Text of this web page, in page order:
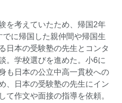
を考えていたため、帰国2年
に帰国した親仲間や帰国生
日本の受験塾の先生とコンタ
。学校選びを進めた。小6に
も日本の公立中高一貫校への
、日本の受験塾の先生にイン
て作文や面接の指導を依頼。